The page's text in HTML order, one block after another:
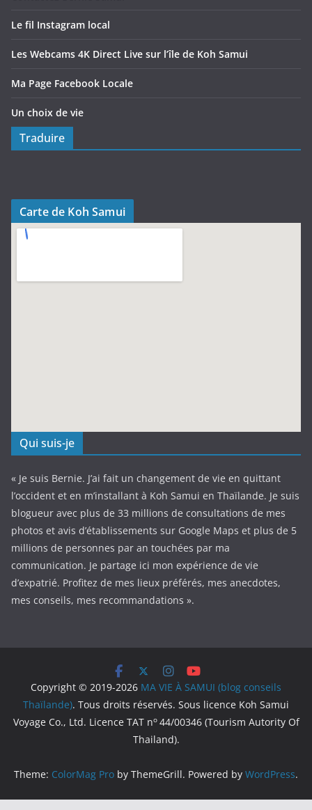
Le fil Instagram local
Les Webcams 4K Direct Live sur l’île de Koh Samui
Ma Page Facebook Locale
Un choix de vie
Traduire
Carte de Koh Samui
Qui suis-je
« Je suis Bernie. J’ai fait un changement de vie en quittant
l’occident et en m’installant à Koh Samui en Thaïlande. Je suis
blogueur avec plus de 33 millions de consultations de mes
photos et avis d’établissements sur Google Maps et plus de 5
millions de personnes par an touchées par ma
communication. Je partage ici mon expérience de vie
d’expatrié. Profitez de mes lieux préférés, mes anecdotes,
mes conseils, mes recommandations ».
Copyright © 2019-2026 MA VIE À SAMUI (blog conseils
Thaïlande). Tous droits réservés. Sous licence Koh Samui
Voyage Co., Ltd. Licence TAT no 44/00346 (Tourism Autority Of
Thailand).
Theme: ColorMag Pro by ThemeGrill. Powered by WordPress.